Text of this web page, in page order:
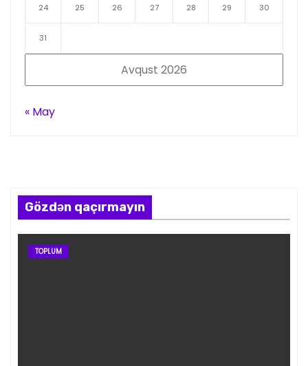
Avqust 2026
24 25 26 27 28 29 30
31
« May
Gözdən qaçırmayın
TOPLUM